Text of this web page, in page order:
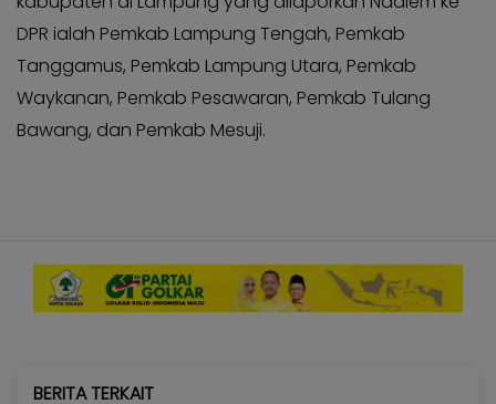
DPR ialah Pemkab Lampung Tengah, Pemkab
Tanggamus, Pemkab Lampung Utara, Pemkab
Waykanan, Pemkab Pesawaran, Pemkab Tulang
Bawang, dan Pemkab Mesuji.
BERITA TERKAIT